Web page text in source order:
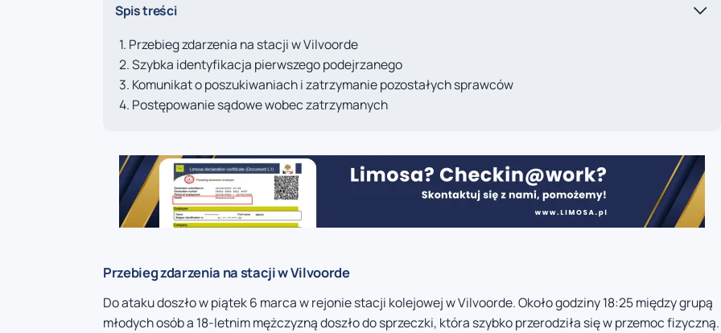
Spis treści
Przebieg zdarzenia na stacji w Vilvoorde
Szybka identyfikacja pierwszego podejrzanego
Komunikat o poszukiwaniach i zatrzymanie pozostałych sprawców
Postępowanie sądowe wobec zatrzymanych
Przebieg zdarzenia na stacji w Vilvoorde
Do ataku doszło w piątek 6 marca w rejonie stacji kolejowej w Vilvoorde. Około godziny 18:25 między grupą
młodych osób a 18-letnim mężczyzną doszło do sprzeczki, która szybko przerodziła się w przemoc fizyczną.